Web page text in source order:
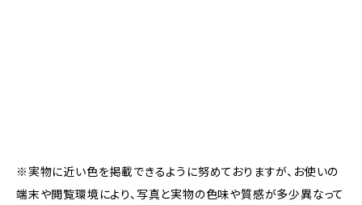
※実物に近い色を掲載できるように努めておりますが、お使いの
端末や閲覧環境により、写真と実物の色味や質感が多少異なって